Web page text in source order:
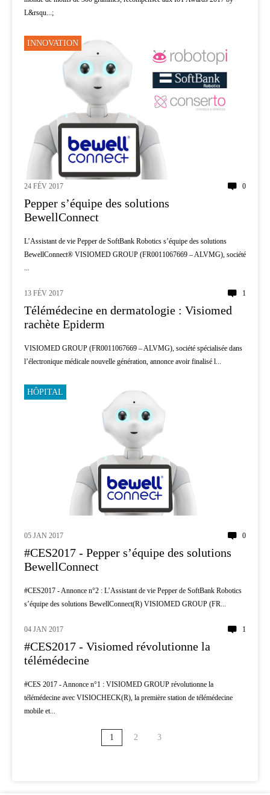
L&rsqu...;
INNOVATION
24 FÉV 2017 0
Pepper s’équipe des solutions
BewellConnect
L’Assistant de vie Pepper de SoftBank Robotics s’équipe des solutions
BewellConnect® VISIOMED GROUP (FR0011067669 – ALVMG), société
...
INNOVATION
13 FÉV 2017 1
Télémédecine en dermatologie : Visiomed
rachète Epiderm
VISIOMED GROUP (FR0011067669 – ALVMG), société spécialisée dans
l’électronique médicale nouvelle génération, annonce avoir finalisé l...
HÔPITAL
05 JAN 2017 0
#CES2017 - Pepper s’équipe des solutions
BewellConnect
#CES2017 - Annonce n°2 : L’Assistant de vie Pepper de SoftBank Robotics
s’équipe des solutions BewellConnect(R) VISIOMED GROUP (FR...
TÉLÉMÉDECINE
04 JAN 2017 1
#CES2017 - Visiomed révolutionne la
télémédecine
#CES 2017 - Annonce n°1 : VISIOMED GROUP révolutionne la
télémédecine avec VISIOCHECK(R), la première station de télémédecine
mobile et...
1 2 3